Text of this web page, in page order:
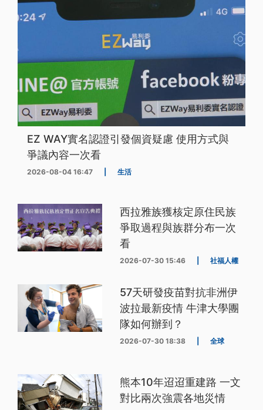
EZ WAY實名認證引發個資疑慮 使用方式與
爭議內容一次看
2026-08-04 16:47 生活
西拉雅族獲核定原住民族
爭取過程與族群分布一次
看
2026-07-30 15:46 社福人權
57天研發疫苗對抗非洲伊
波拉最新疫情 牛津大學團
隊如何辦到？
2026-07-30 18:38 全球
熊本10年迢迢重建路 一文
對比兩次強震各地災情